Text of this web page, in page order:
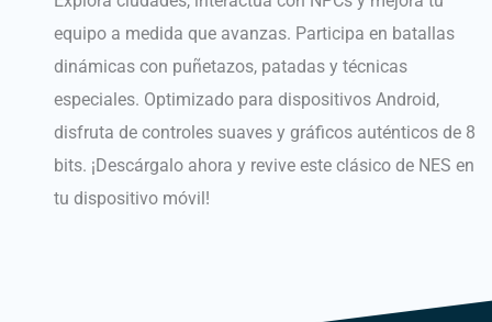
equipo a medida que avanzas. Participa en batallas
dinámicas con puñetazos, patadas y técnicas
especiales. Optimizado para dispositivos Android,
disfruta de controles suaves y gráficos auténticos de 8
bits. ¡Descárgalo ahora y revive este clásico de NES en
tu dispositivo móvil!